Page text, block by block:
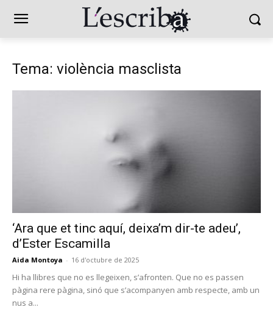
Tema: violència masclista
‘Ara que et tinc aquí, deixa’m dir-te adeu’,
d’Ester Escamilla
Aida Montoya - 16 d'octubre de 2025
Hi ha llibres que no es llegeixen, s’afronten. Que no es passen
pàgina rere pàgina, sinó que s’acompanyen amb respecte, amb un
nus a...